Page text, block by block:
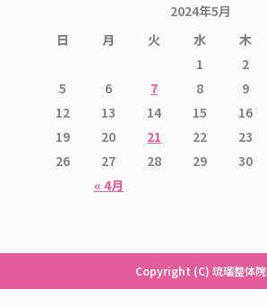
2024年5月
日
月 火 水 木
« 4月
1 2
5
6 7 8 9
12
13 14 15 16
19
20 21 22 23
26
27 28 29 30
Copyright (C) 琉瑠整体院